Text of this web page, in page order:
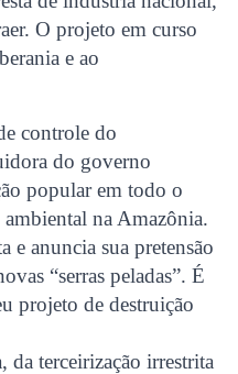
O projeto em curso
e ao
controle do
do governo
popular em todo o
na Amazônia.
e anuncia sua pretensão
“serras peladas”. É
projeto de destruição
da terceirização irrestrita